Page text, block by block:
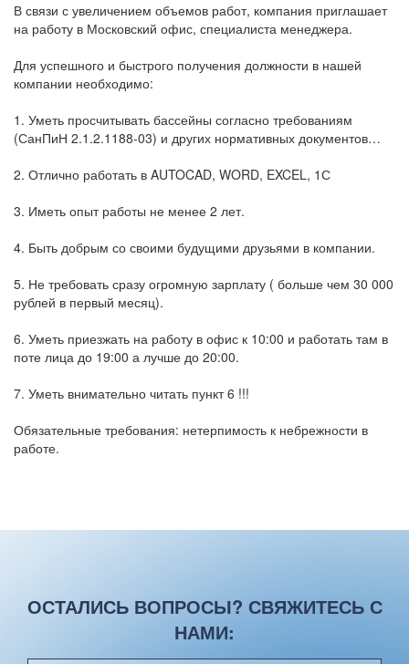
В связи с увеличением объемов работ, компания приглашает
на работу в Московский офис, специалиста менеджера.
Для успешного и быстрого получения должности в нашей
компании необходимо:
1. Уметь просчитывать бассейны согласно требованиям
(СанПиН 2.1.2.1188-03) и других нормативных документов…
2. Отлично работать в AUTOCAD, WORD, EXCEL, 1С
3. Иметь опыт работы не менее 2 лет.
4. Быть добрым со своими будущими друзьями в компании.
5. Не требовать сразу огромную зарплату ( больше чем 30 000
рублей в первый месяц).
6. Уметь приезжать на работу в офис к 10:00 и работать там в
поте лица до 19:00 а лучше до 20:00.
7. Уметь внимательно читать пункт 6 !!!
Обязательные требования: нетерпимость к небрежности в
работе.
ОСТАЛИСЬ ВОПРОСЫ? СВЯЖИТЕСЬ С
НАМИ: